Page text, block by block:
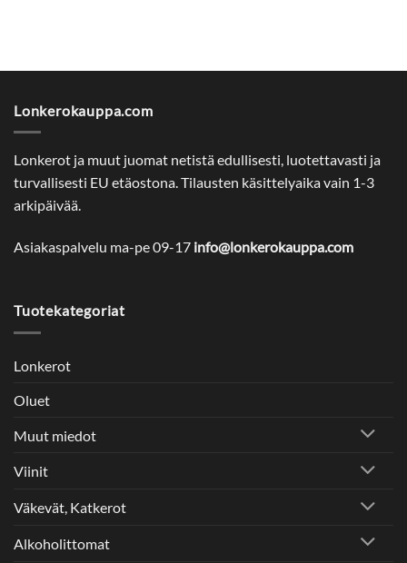
Lonkerokauppa.com
Lonkerot ja muut juomat netistä edullisesti, luotettavasti ja
turvallisesti EU etäostona. Tilausten käsittelyaika vain 1-3
arkipäivää.
Asiakaspalvelu ma-pe 09-17 info@lonkerokauppa.com
Tuotekategoriat
Lonkerot
Oluet
Muut miedot
Viinit
Väkevät, Katkerot
Alkoholittomat